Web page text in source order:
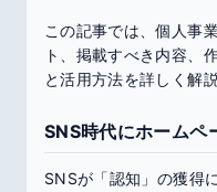
この記事では、個人事
ト、掲載すべき内容、
と活用方法を詳しく解説
SNS時代にホームペ
SNSが「認知」の獲得